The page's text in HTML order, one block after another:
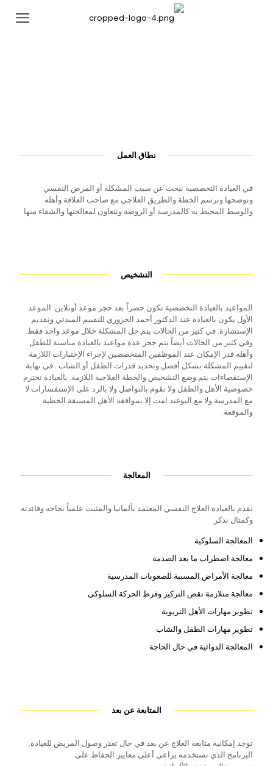
نطاق العمل
في العيادة التخصصية نبحث عن سبب المشكلة أو المرض النفسي
ونوضحها ونرسم الخطة والطريق العلاجي مع صاحب العلاقة وأهله
والوسط المحيط به كالمدرسة أو الروضة ونتعاون لمعالجتها والشفاء منها
التشخيص
المواعيد بالعيادة التخصصية تكون حصراً بعد حجز موعد أونلاين. الموعد
الأول يكون بالعيادة عند الدكتور أحمد الحزوري للتقييم المبدئي وتقديم
الإستشارة. في كثير من الحالات يتم حل المشكلة خلال موعد واحد فقط.
وفي كثير من الحالات أيضاً يتم حجز عدة مواعيد بالعيادة مناسبة للطفل
وأهله قدر الإمكان عند الموظفين المتخصصين لإجراء الإختبارات اللازمة
لتقييم المشكلة بشكل أفضل وتحديد قدرات الطفل أو الشاب . في نهاية
الإستقصاءات يتم وضع التشخيص والخطة العلاجية اللازمة. بالعيادة نحترم
خصوصية الأهل والطفل ولا نقوم بالتواصل ولا بالرد على الإستفسارات لا
مع المدرسة ولا مع اليوغند امت إلا بموافقة الأهل المسبقة الخطية
والموقعة.
المعالجة
نقدم بالعيادة العلاج النفسي المعتمد بألمانيا والمثبت علمياً نجاحه وفائدته
وكمثال نذكر:
المعالجة السلوكية
معالجة اضطراب ما بعد الصدمة
معالجة الأمراض المسببة للصعوبات المدرسية
معالجة متلازمة نقص التركيز وفرط الحركة السلوكي
تطوير مهارات الأهل التربوية
تطوير مهارات الطفل والشاب
المعالجة الدوائية في حال الحاجة
المتابعة عن بعد
توجد إمكانية متابعة العلاج عن بعد في حال تعذر وصول المريض للعيادة.
البرنامج الذي نستخدمه يراعي أعلى معايير الحفاظ على